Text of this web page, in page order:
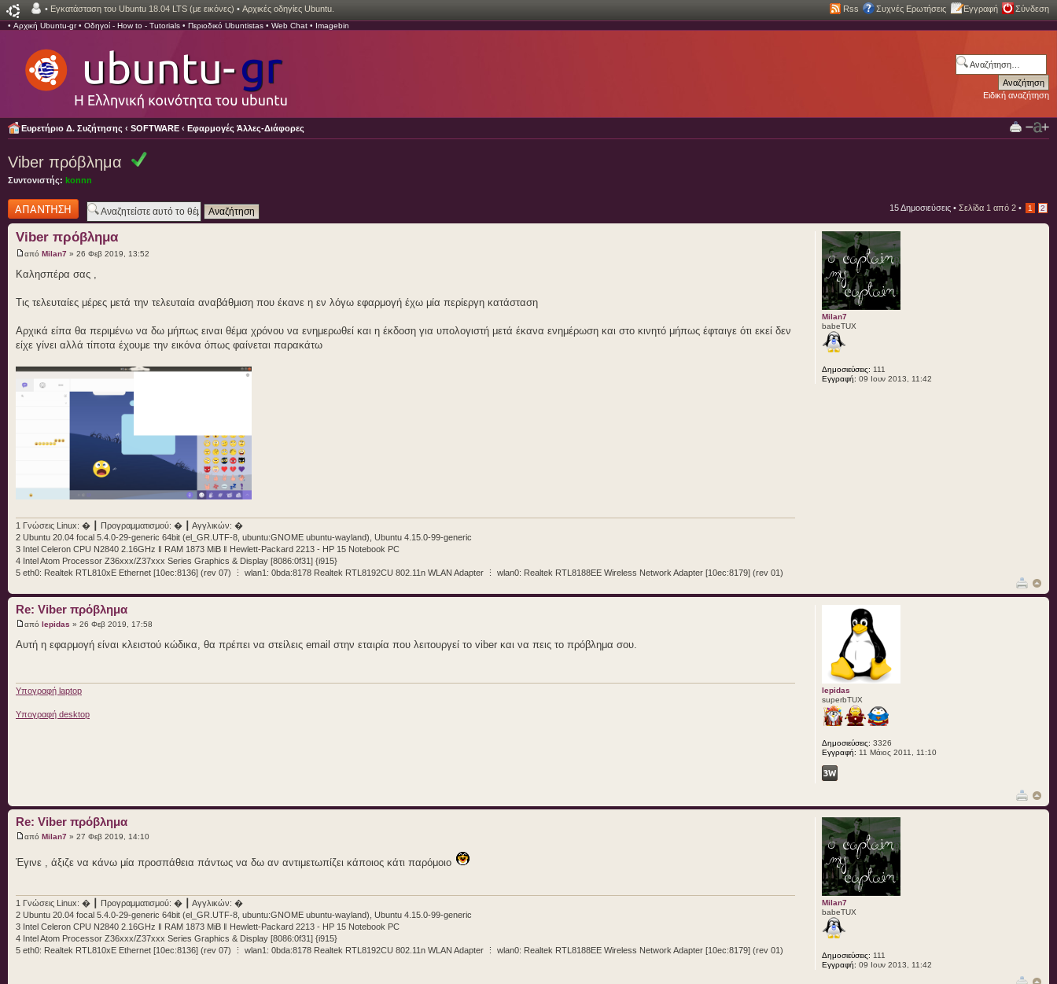
• Εγκατάσταση του Ubuntu 18.04 LTS (με εικόνες) • Αρχικές οδηγίες Ubuntu. Rss Συχνές Ερωτήσεις Εγγραφή Σύνδεση
• Αρχική Ubuntu-gr• Οδηγοί - How to - Tutorials • Περιοδικό Ubuntistas • Web Chat • Imagebin
Ειδική αναζήτηση
Ευρετήριο Δ. Συζήτησης ‹ SOFTWARE ‹ Εφαρμογές Άλλες-Διάφορες
Viber πρόβλημα
Συντονιστής: konnn
Δημιουργία
απάντησης
15 Δημοσιεύσεις • Σελίδα 1 από 2 • 1 2
Viber πρόβλημα
από Milan7 » 26 Φεβ 2019, 13:52
Καλησπέρα σας ,
Τις τελευταίες μέρες μετά την τελευταία αναβάθμιση που έκανε η εν λόγω εφαρμογή έχω μία περίεργη κατάσταση
Αρχικά είπα θα περιμένω να δω μήπως ειναι θέμα χρόνου να ενημερωθεί και η έκδοση για υπολογιστή μετά έκανα ενημέρωση και στο κινητό μήπως έφταιγε ότι εκεί δεν
είχε γίνει αλλά τίποτα έχουμε την εικόνα όπως φαίνεται παρακάτω
1 Γνώσεις Linux: � ┃ Προγραμματισμού: � ┃ Αγγλικών: �
2 Ubuntu 20.04 focal 5.4.0-29-generic 64bit (el_GR.UTF-8, ubuntu:GNOME ubuntu-wayland), Ubuntu 4.15.0-99-generic
3 Intel Celeron CPU N2840 2.16GHz ‖ RAM 1873 MiB ‖ Hewlett-Packard 2213 - HP 15 Notebook PC
4 Intel Atom Processor Z36xxx/Z37xxx Series Graphics & Display [8086:0f31] {i915}
5 eth0: Realtek RTL810xE Ethernet [10ec:8136] (rev 07) ⋮ wlan1: 0bda:8178 Realtek RTL8192CU 802.11n WLAN Adapter ⋮ wlan0: Realtek RTL8188EE Wireless Network Adapter [10ec:8179] (rev 01)
Milan7
babeTUX
Δημοσιεύσεις: 111
Εγγραφή: 09 Ιουν 2013, 11:42
Re: Viber πρόβλημα
από lepidas » 26 Φεβ 2019, 17:58
Αυτή η εφαρμογή είναι κλειστού κώδικα, θα πρέπει να στείλεις email στην εταιρία που λειτουργεί το viber και να πεις το πρόβλημα σου.
Υπογραφή laptop
Υπογραφή desktop
lepidas
superbTUX
Δημοσιεύσεις: 3326
Εγγραφή: 11 Μάιος 2011, 11:10
Re: Viber πρόβλημα
από Milan7 » 27 Φεβ 2019, 14:10
Έγινε , άξιζε να κάνω μία προσπάθεια πάντως να δω αν αντιμετωπίζει κάποιος κάτι παρόμοιο
1 Γνώσεις Linux: � ┃ Προγραμματισμού: � ┃ Αγγλικών: �
2 Ubuntu 20.04 focal 5.4.0-29-generic 64bit (el_GR.UTF-8, ubuntu:GNOME ubuntu-wayland), Ubuntu 4.15.0-99-generic
3 Intel Celeron CPU N2840 2.16GHz ‖ RAM 1873 MiB ‖ Hewlett-Packard 2213 - HP 15 Notebook PC
4 Intel Atom Processor Z36xxx/Z37xxx Series Graphics & Display [8086:0f31] {i915}
5 eth0: Realtek RTL810xE Ethernet [10ec:8136] (rev 07) ⋮ wlan1: 0bda:8178 Realtek RTL8192CU 802.11n WLAN Adapter ⋮ wlan0: Realtek RTL8188EE Wireless Network Adapter [10ec:8179] (rev 01)
Milan7
babeTUX
Δημοσιεύσεις: 111
Εγγραφή: 09 Ιουν 2013, 11:42